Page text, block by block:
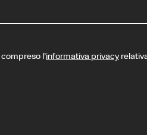
l’informativa privacy